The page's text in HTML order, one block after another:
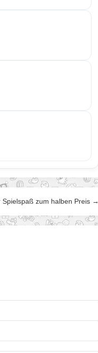
Spielspaß zum halben Preis →